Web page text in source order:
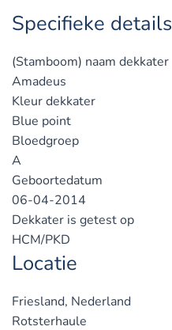
Specifieke details
(Stamboom) naam dekkater
Amadeus
Kleur dekkater
Blue point
Bloedgroep
A
Geboortedatum
06-04-2014
Dekkater is getest op
HCM/PKD
Locatie
Friesland, Nederland
Rotsterhaule